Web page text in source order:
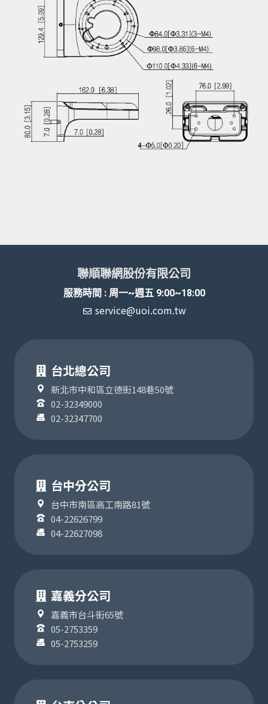
聯順聯網股份有限公司
服務時間 : 周一~週五 9:00~18:00
service@uoi.com.tw
台北總公司
新北市中和區立德街148巷50號
02-32349000
02-32347700
台中分公司
台中市南區高工南路81號
04-22626799
04-22627098
嘉義分公司
嘉義市台斗街65號
05-2753359
05-2753259